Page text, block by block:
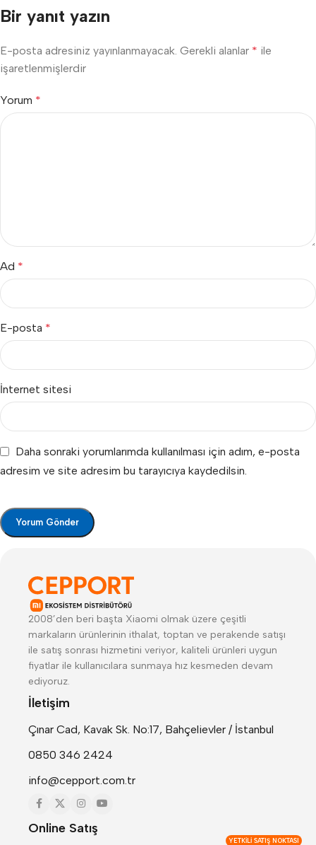
Bir yanıt yazın
E-posta adresiniz yayınlanmayacak. Gerekli alanlar * ile
işaretlenmişlerdir
Yorum *
Ad *
E-posta *
İnternet sitesi
Daha sonraki yorumlarımda kullanılması için adım, e-posta
adresim ve site adresim bu tarayıcıya kaydedilsin.
2008’den beri başta Xiaomi olmak üzere çeşitli
markaların ürünlerinin ithalat, toptan ve perakende satışı
ile satış sonrası hizmetini veriyor, kaliteli ürünleri uygun
fiyatlar ile kullanıcılara sunmaya hız kesmeden devam
ediyoruz.
İletişim
Çınar Cad, Kavak Sk. No:17, Bahçelievler / İstanbul
0850 346 2424
info@cepport.com.tr
Online Satış
YETKILI SATIŞ NOKTASI